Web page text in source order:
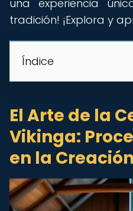
una experiencia
tradición! ¡Explora y
Índice
El Arte de la
Vikinga:
en la